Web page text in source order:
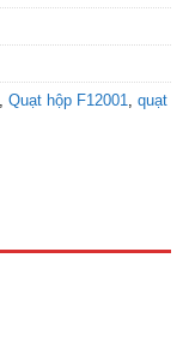
Quạt hộp F12001
quạt